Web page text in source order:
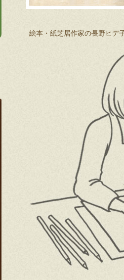
絵本・紙芝居作家の長野ヒデ
右手和子先生実演ライブ
手作りキッズ紙芝居募集要項
手作りキッズライブ